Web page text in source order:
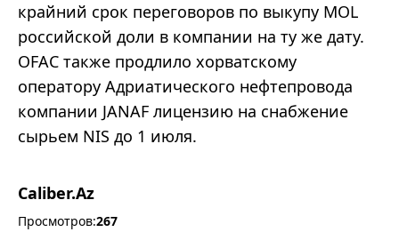
крайний срок переговоров по выкупу MOL
российской доли в компании на ту же дату.
OFAC также продлило хорватскому
оператору Адриатического нефтепровода
компании JANAF лицензию на снабжение
сырьем NIS до 1 июля.
Caliber.Az
Просмотров:267